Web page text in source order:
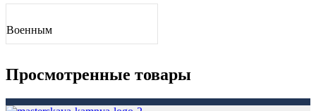
Военным
Просмотренные товары